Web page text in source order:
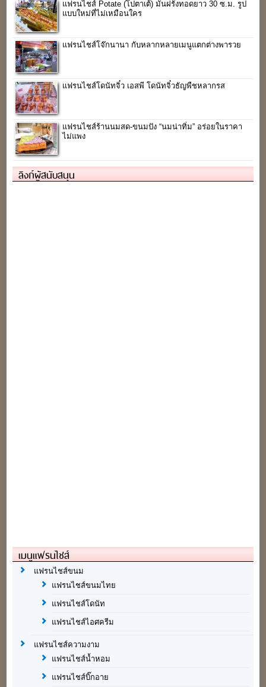
แฟรนไชส์ Potate (โปตาเต้) มันฝรั่งทอดยาว 30 ซ.ม. รูป
แบบใหม่ที่ไม่เหมือนใคร
แฟรนไชส์โจ๊กนานา กับหลากหลายเมนูแตกต่างพารวย
แฟรนไชส์โดนัทจิ๋ว เอสพี โดนัทจิ๋วธัญพืชหลากรส
แฟรนไชส์ร้านนมสด-ขนมปัง “นมน่าทิ่ม” อร่อยในราคา
ไม่แพง
ลิงก์ผู้สนับสนุน
เมนูแฟรนไชส์
แฟรนไชส์ขนม
แฟรนไชส์ขนมไทย
แฟรนไชส์โดนัท
แฟรนไชส์ไอศครีม
แฟรนไชส์ความงาม
แฟรนไชส์น้ำหอม
แฟรนไชส์บิ๊กอาย